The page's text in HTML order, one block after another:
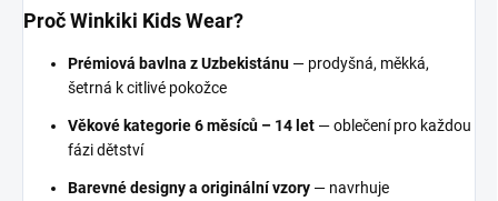
Proč Winkiki Kids Wear?
Prémiová bavlna z Uzbekistánu — prodyšná, měkká,
šetrná k citlivé pokožce
Věkové kategorie 6 měsíců – 14 let — oblečení pro každou
fázi dětství
Barevné designy a originální vzory — navrhuje